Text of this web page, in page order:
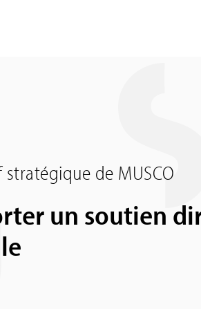
de MUSCO
un soutien